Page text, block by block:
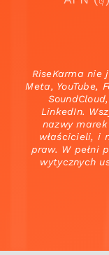
RiseKarma nie
Meta, YouTube,
LinkedIn.
nazwy
właścicieli, i
praw. W pełni
wytycznych